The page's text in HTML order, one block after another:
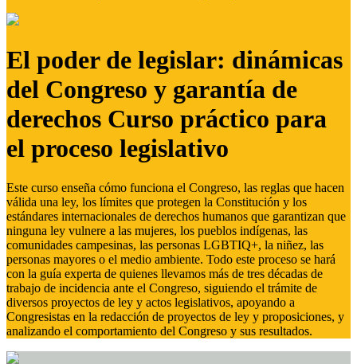
El poder de legislar: dinámicas
del Congreso y garantía de
derechos Curso práctico para
el proceso legislativo
Este curso enseña cómo funciona el Congreso, las reglas que hacen
válida una ley, los límites que protegen la Constitución y los
estándares internacionales de derechos humanos que garantizan que
ninguna ley vulnere a las mujeres, los pueblos indígenas, las
comunidades campesinas, las personas LGBTIQ+, la niñez, las
personas mayores o el medio ambiente. Todo este proceso se hará
con la guía experta de quienes llevamos más de tres décadas de
trabajo de incidencia ante el Congreso, siguiendo el trámite de
diversos proyectos de ley y actos legislativos, apoyando a
Congresistas en la redacción de proyectos de ley y proposiciones, y
analizando el comportamiento del Congreso y sus resultados.